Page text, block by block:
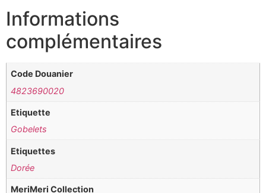
Informations
complémentaires
Code Douanier
4823690020
Etiquette
Gobelets
Etiquettes
Dorée
MeriMeri Collection